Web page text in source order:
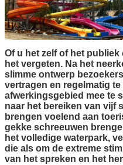
Of u het zelf of het
het vergeten. Na het
slimme ontwerp
vertragen en regelmatig
afwerkingsgebied mee te
naar het bereiken van vijf
brengen voelend aan
gekke schreeuwen
het volledige waterpark,
die als om de extreme
van het spreken en het